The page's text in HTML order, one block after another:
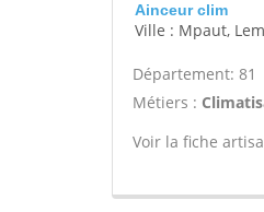
Ainceur clim
Ville : Mpaut,
Département: 81
Métiers :
Voir la fiche